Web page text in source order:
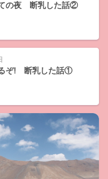
の夜 断乳した話②
ぞ! 断乳した話①